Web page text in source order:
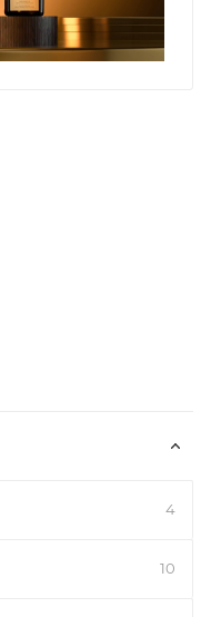
4
10